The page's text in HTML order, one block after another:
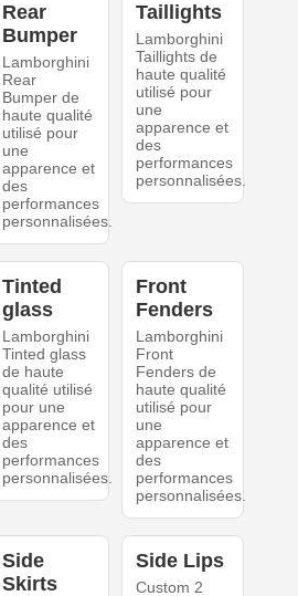
Rear
Bumper
Lamborghini
Rear
Bumper de
haute qualité
utilisé pour
une
apparence et
des
performances
personnalisées.
Taillights
Lamborghini
Taillights de
haute qualité
utilisé pour
une
apparence et
des
performances
personnalisées.
Tinted
glass
Lamborghini
Tinted glass
de haute
qualité utilisé
pour une
apparence et
des
performances
personnalisées.
Front
Fenders
Lamborghini
Front
Fenders de
haute qualité
utilisé pour
une
apparence et
des
performances
personnalisées.
Side
Skirts
Side Lips
Custom 2